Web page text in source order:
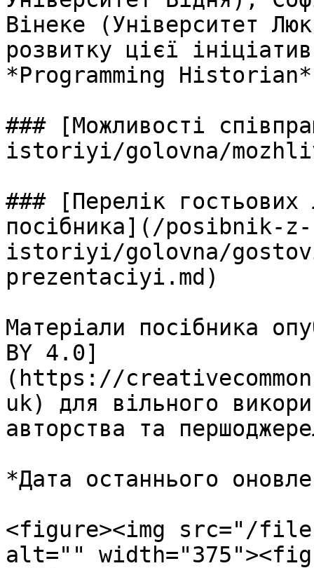
Вінеке (Університет
розвитку цієї
*Programming
### [Можливості
istoriyi/golovna/
### [Перелік гостьових
посібника](/posibnik-
istoriyi/golovna/
prezentaciyi.md)
Матеріали посібника
BY 4.0]
(https://
uk) для вільного
авторства та
*Дата останнього
<figure><img src="/files/
alt=""